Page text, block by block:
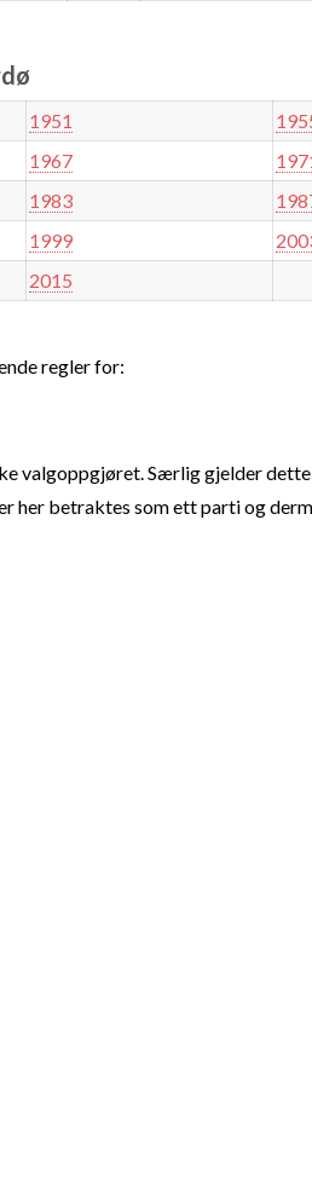
1951
1967
1983
1999
2015
regler for:
valgoppgjøret. Særlig gjelder dette
her betraktes som ett parti og